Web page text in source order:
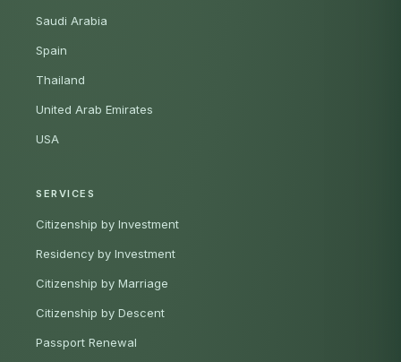
Saudi Arabia
Spain
Thailand
United Arab Emirates
USA
SERVICES
Citizenship by Investment
Residency by Investment
Citizenship by Marriage
Citizenship by Descent
Passport Renewal